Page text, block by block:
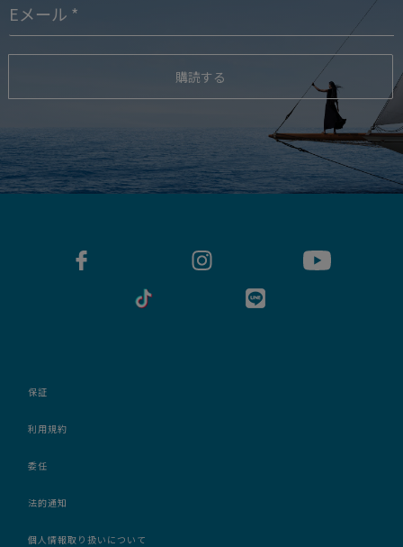
購読する
保証
利用規約
委任
法的通知
個人情報取り扱いについて